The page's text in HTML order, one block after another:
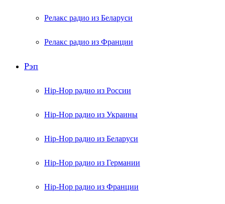
Релакс радио из Беларуси
Релакс радио из Франции
Рэп
Hip-Hop радио из России
Hip-Hop радио из Украины
Hip-Hop радио из Беларуси
Hip-Hop радио из Германии
Hip-Hop радио из Франции